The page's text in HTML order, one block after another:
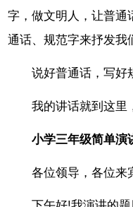
字，做文明人，让普通
通话、规范字来抒发我
说好普通话，写好
我的讲话就到这里
小学三年级简单演
各位领导，各位来